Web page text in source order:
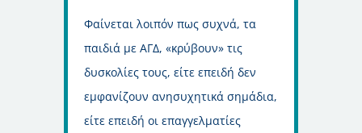
Φαίνεται λοιπόν πως συχνά, τα
παιδιά με ΑΓΔ, «κρύβουν» τις
δυσκολίες τους, είτε επειδή δεν
εμφανίζουν ανησυχητικά σημάδια,
είτε επειδή οι επαγγελματίες